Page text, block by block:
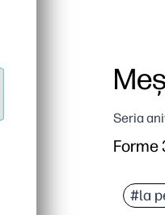
Seria
Forme
#la